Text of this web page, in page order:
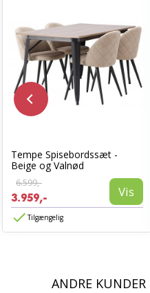
Tempe Spisebordssæt -
Beige og Valnød
6.599,-
3.959,- Vis
Tilgængelig
ANDRE KUNDER